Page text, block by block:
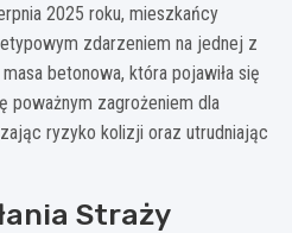
2025 roku, mieszkańcy
zdarzeniem na jednej z
betonowa, która pojawiła się
poważnym zagrożeniem dla
ryzyko kolizji oraz utrudniając
Straży